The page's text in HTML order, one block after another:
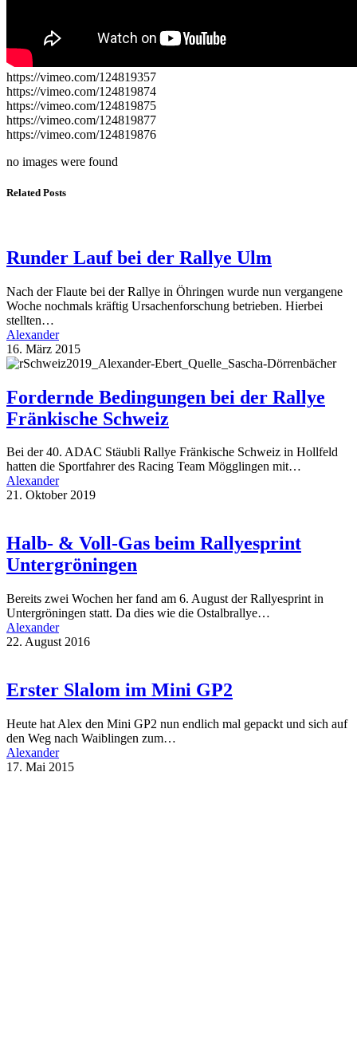
https://vimeo.com/124819357
https://vimeo.com/124819874
https://vimeo.com/124819875
https://vimeo.com/124819877
https://vimeo.com/124819876
no images were found
Related Posts
Runder Lauf bei der Rallye Ulm
Nach der Flaute bei der Rallye in Öhringen wurde nun vergangene
Woche nochmals kräftig Ursachenforschung betrieben. Hierbei
stellten…
Alexander
16. März 2015
Fordernde Bedingungen bei der Rallye
Fränkische Schweiz
Bei der 40. ADAC Stäubli Rallye Fränkische Schweiz in Hollfeld
hatten die Sportfahrer des Racing Team Mögglingen mit…
Alexander
21. Oktober 2019
Halb- & Voll-Gas beim Rallyesprint
Untergröningen
Bereits zwei Wochen her fand am 6. August der Rallyesprint in
Untergröningen statt. Da dies wie die Ostalbrallye…
Alexander
22. August 2016
Erster Slalom im Mini GP2
Heute hat Alex den Mini GP2 nun endlich mal gepackt und sich auf
den Weg nach Waiblingen zum…
Alexander
17. Mai 2015